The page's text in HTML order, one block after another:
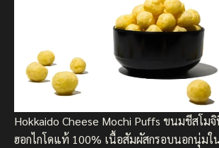
Hokkaido Cheese Mochi Puffs ขนมชีสโม
ฮอกไกโดแท้ 100% เนื้อสัมผัสกรอบนอกนุ่มใ